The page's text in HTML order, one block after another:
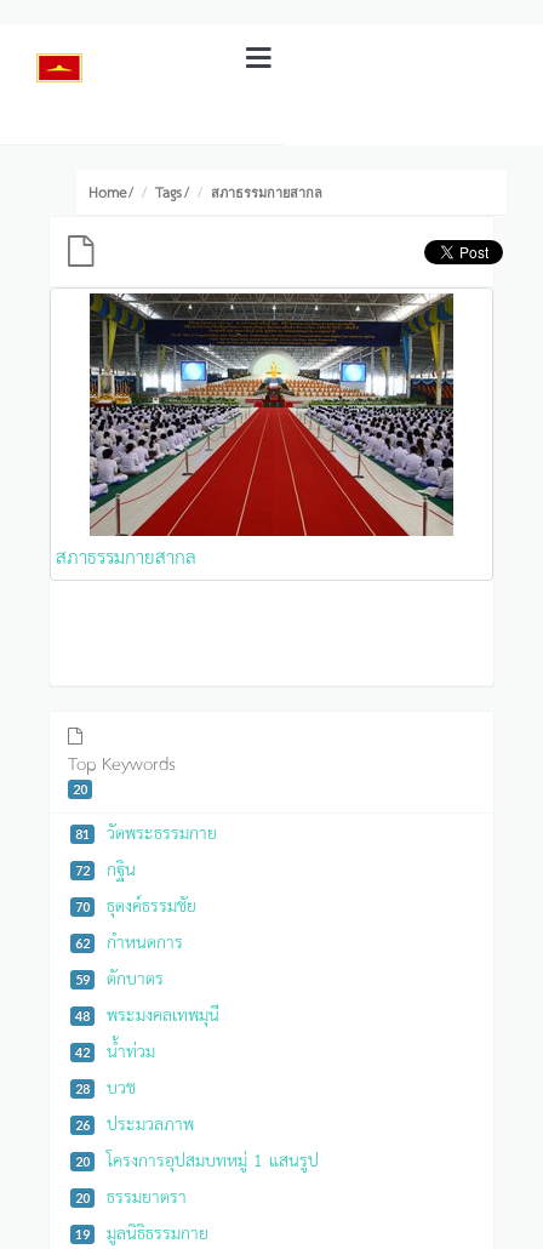
Home/ Tags/ สภาธรรมกายสากล
สภาธรรมกายสากล
Top Keywords
20
81 วัดพระธรรมกาย
72 กฐิน
70 ธุดงค์ธรรมชัย
62 กำหนดการ
59 ตักบาตร
48 พระมงคลเทพมุนี
42 น้ำท่วม
28 บวช
26 ประมวลภาพ
20 โครงการอุปสมบทหมู่ 1 แสนรูป
20 ธรรมยาตรา
19 มูลนิธิธรรมกาย